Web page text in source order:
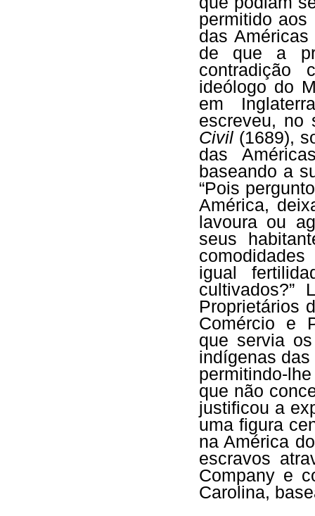
permitido
das
de que a
contradição
ideólogo do
em
escreveu,
Civil(1689),
das
baseando a
“Pois
América,
lavoura ou
seus
igual
cultivados?”
Proprietários
Comércio e
que servia
indígenas
permitindo-
que não
justificou a
uma figura
na América
escravos
Company e
Carolina,